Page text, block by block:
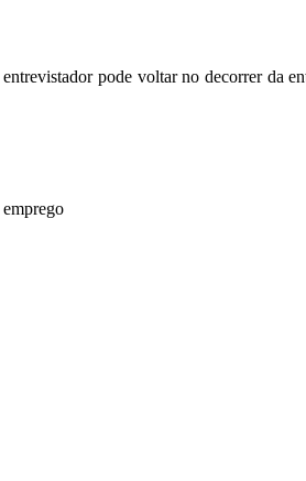
pode voltar no decorrer da